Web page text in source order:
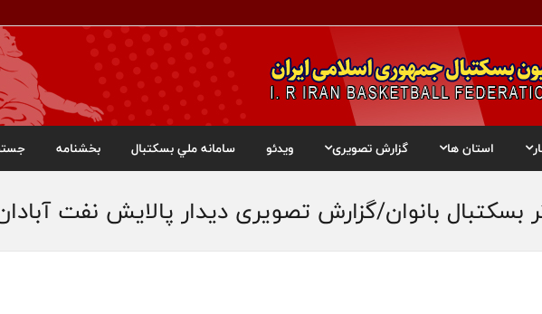
استان ها گزارش تصویری ویدئو سامانه ملي بسکتبال بخشنامه
بسکتبال بانوان/گزارش تصویری دیدار پالایش نفت